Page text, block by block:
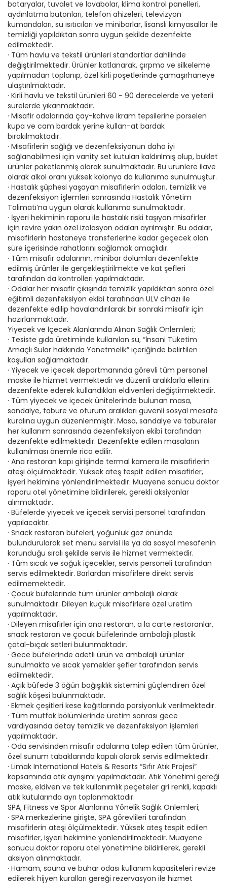
bataryalar, tuvalet ve lavabolar, klima kontrol panelleri,
aydınlatma butonları, telefon ahizeleri, televizyon
kumandaları, su ısıtıcıları ve minibarlar, lisanslı kimyasallar ile
temizliği yapıldıktan sonra uygun şekilde dezenfekte
edilmektedir.
· Tüm havlu ve tekstil ürünleri standartlar dahilinde
değiştirilmektedir. Ürünler katlanarak, çırpma ve silkeleme
yapılmadan toplanıp, özel kirli poşetlerinde çamaşırhaneye
ulaştırılmaktadır.
· Kirli havlu ve tekstil ürünleri 60 - 90 derecelerde ve yeterli
sürelerde yıkanmaktadır.
· Misafir odalarında çay-kahve ikram tepsilerine porselen
kupa ve cam bardak yerine kullan-at bardak
bırakılmaktadır.
· Misafirlerin sağlığı ve dezenfeksiyonun daha iyi
sağlanabilmesi için vanity set kutuları kaldırılmış olup, buklet
ürünler paketlenmiş olarak sunulmaktadır. Bu ürünlere ilave
olarak alkol oranı yüksek kolonya da kullanıma sunulmuştur.
· Hastalık şüphesi yaşayan misafirlerin odaları, temizlik ve
dezenfeksiyon işlemleri sonrasında Hastalık Yönetim
Talimatı’na uygun olarak kullanıma sunulmaktadır.
· İşyeri hekiminin raporu ile hastalık riski taşıyan misafirler
için revire yakın özel izolasyon odaları ayrılmıştır. Bu odalar,
misafirlerin hastaneye transferlerine kadar geçecek olan
süre içerisinde rahatlarını sağlamak amaçlıdır.
· Tüm misafir odalarının, minibar dolumları dezenfekte
edilmiş ürünler ile gerçekleştirilmekte ve kat şefleri
tarafından da kontrolleri yapılmaktadır.
· Odalar her misafir çıkışında temizlik yapıldıktan sonra özel
eğitimli dezenfeksiyon ekibi tarafından ULV cihazı ile
dezenfekte edilip havalandırılarak bir sonraki misafir için
hazırlanmaktadır.
Yiyecek ve İçecek Alanlarında Alınan Sağlık Önlemleri;
· Tesiste gıda üretiminde kullanılan su, “İnsani Tüketim
Amaçlı Sular hakkında Yönetmelik” içeriğinde belirtilen
koşulları sağlamaktadır.
· Yiyecek ve içecek departmanında görevli tüm personel
maske ile hizmet vermektedir ve düzenli aralıklarla ellerini
dezenfekte ederek kullandıkları eldivenleri değiştirmektedir.
· Tüm yiyecek ve içecek ünitelerinde bulunan masa,
sandalye, tabure ve oturum aralıkları güvenli sosyal mesafe
kuralına uygun düzenlenmiştir. Masa, sandalye ve tabureler
her kullanım sonrasında dezenfeksiyon ekibi tarafından
dezenfekte edilmektedir. Dezenfekte edilen masaların
kullanılması önemle rica edilir.
· Ana restoran kapı girişinde termal kamera ile misafirlerin
ateşi ölçülmektedir. Yüksek ateş tespit edilen misafirler,
işyeri hekimine yönlendirilmektedir. Muayene sonucu doktor
raporu otel yönetimine bildirilerek, gerekli aksiyonlar
alınmaktadır.
· Büfelerde yiyecek ve içecek servisi personel tarafından
yapılacaktır.
· Snack restoran büfeleri, yoğunluk göz önünde
bulundurularak set menü servisi ile ya da sosyal mesafenin
korunduğu sıralı şekilde servis ile hizmet vermektedir.
· Tüm sıcak ve soğuk içecekler, servis personeli tarafından
servis edilmektedir. Barlardan misafirlere direkt servis
edilmemektedir.
· Çocuk büfelerinde tüm ürünler ambalajlı olarak
sunulmaktadır. Dileyen küçük misafirlere özel üretim
yapılmaktadır.
· Dileyen misafirler için ana restoran, a la carte restoranlar,
snack restoran ve çocuk büfelerinde ambalajlı plastik
çatal-bıçak setleri bulunmaktadır.
· Gece büfelerinde adetli ürün ve ambalajlı ürünler
sunulmakta ve sıcak yemekler şefler tarafından servis
edilmektedir.
· Açık büfede 3 öğün bağışıklık sistemini güçlendiren özel
sağlık köşesi bulunmaktadır.
· Ekmek çeşitleri kese kağıtlarında porsiyonluk verilmektedir.
· Tüm mutfak bölümlerinde üretim sonrası gece
vardiyasında detay temizlik ve dezenfeksiyon işlemleri
yapılmaktadır.
· Oda servisinden misafir odalarına talep edilen tüm ürünler,
özel sunum tabaklarında kapalı olarak servis edilmektedir.
· Limak International Hotels & Resorts “Sıfır Atık Projesi”
kapsamında atık ayrışımı yapılmaktadır. Atık Yönetimi gereği
maske, eldiven ve tek kullanımlık peçeteler gri renkli, kapaklı
atık kutularında ayrı toplanmaktadır.
SPA, Fitness ve Spor Alanlarına Yönelik Sağlık Önlemleri;
· SPA merkezlerine girişte, SPA görevlileri tarafından
misafirlerin ateşi ölçülmektedir. Yüksek ateş tespit edilen
misafirler, işyeri hekimine yönlendirilmektedir. Muayene
sonucu doktor raporu otel yönetimine bildirilerek, gerekli
aksiyon alınmaktadır.
· Hamam, sauna ve buhar odası kullanım kapasiteleri revize
edilerek hijyen kuralları gereği rezervasyon ile hizmet